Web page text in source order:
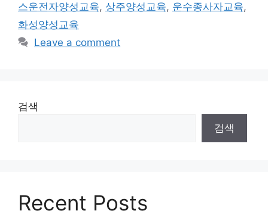
스운전자양성교육, 상주양성교육, 운수종사자교육,
화성양성교육
Leave a comment
검색
검색
Recent Posts